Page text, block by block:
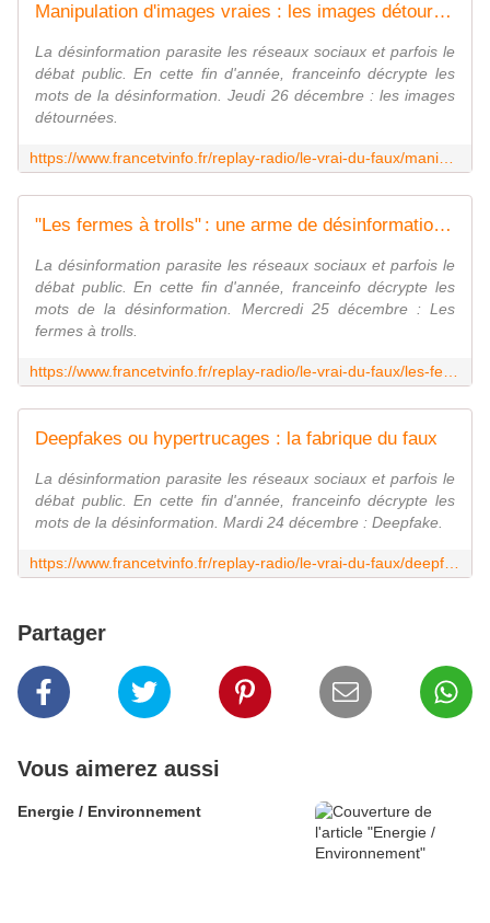
Manipulation d'images vraies : les images détournées
La désinformation parasite les réseaux sociaux et parfois le
débat public. En cette fin d'année, franceinfo décrypte les
mots de la désinformation. Jeudi 26 décembre : les images
détournées.
"Les fermes à trolls" : une arme de désinformation redoutable
La désinformation parasite les réseaux sociaux et parfois le
débat public. En cette fin d'année, franceinfo décrypte les
mots de la désinformation. Mercredi 25 décembre : Les
fermes à trolls.
Deepfakes ou hypertrucages : la fabrique du faux
La désinformation parasite les réseaux sociaux et parfois le
débat public. En cette fin d'année, franceinfo décrypte les
mots de la désinformation. Mardi 24 décembre : Deepfake.
Partager
Vous aimerez aussi
Energie / Environnement